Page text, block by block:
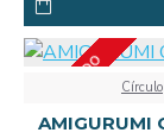
ESGOTADO Círculo
AMIGURUMI